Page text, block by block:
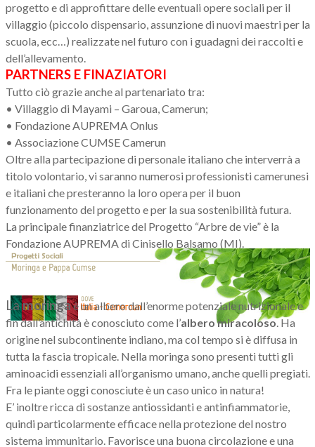
progetto e di approfittare delle eventuali opere sociali per il
villaggio (piccolo dispensario, assunzione di nuovi maestri per la
scuola, ecc…) realizzate nel futuro con i guadagni dei raccolti e
dell’allevamento.
PARTNERS E FINAZIATORI
Tutto ciò grazie anche al partenariato tra:
• Villaggio di Mayami – Garoua, Camerun;
• Fondazione AUPREMA Onlus
• Associazione CUMSE Camerun
Oltre alla partecipazione di personale italiano che interverrà a
titolo volontario, vi saranno numerosi professionisti camerunesi
e italiani che presteranno la loro opera per il buon
funzionamento del progetto e per la sua sostenibilità futura.
La principale finanziatrice del Progetto “Arbre de vie” è la
Fondazione AUPREMA di Cinisello Balsamo (MI).
La Moringa e la Pappa Cumse
Lamoringaè un albero dall’enorme potenziale nutrizionale e
fin dall’antichità è conosciuto come l’albero miracoloso. ​Ha
origine nel subcontinente indiano, ma col tempo si è diffusa in
tutta la fascia tropicale. Nella moringa sono presenti tutti gli
aminoacidi essenziali all’organismo umano, anche quelli pregiati.
Fra le piante oggi conosciute è un caso unico in natura!
E’ inoltre ricca di sostanze antiossidanti e antinfiammatorie,
quindi particolarmente efficace nella protezione del nostro
sistema immunitario. Favorisce una buona circolazione e una